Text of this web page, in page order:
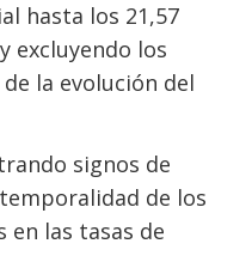
hasta los 21,57
excluyendo los
la evolución del
signos de
de los
las tasas de